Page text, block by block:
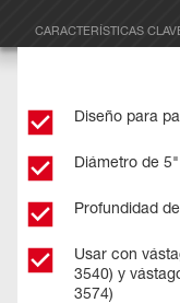
CARACTERÍSTICAS
Diseño para
Diámetro de 5"
Profundidad
Usar con
3540) y
3574)